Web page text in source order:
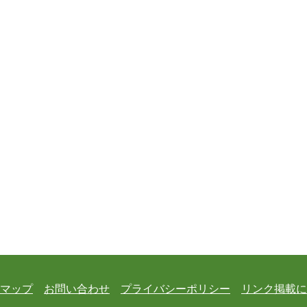
ップ お問い合わせ プライバシーポリシー リンク掲載